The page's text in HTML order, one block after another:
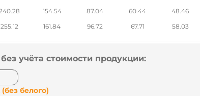
154.54 87.04 60.44 48.46
255.12 161.84 96.72 67.71 58.03
учёта стоимости продукции:
(без белого)